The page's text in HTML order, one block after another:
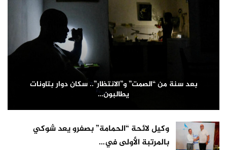
بعد سنة من “الصمت” و”الانتظار”.. سكان دوار بتاونات
يطالبون…
وكيل لائحة “الحمامة” بصفرو يعد شوكي
بالمرتبة الأولى في…